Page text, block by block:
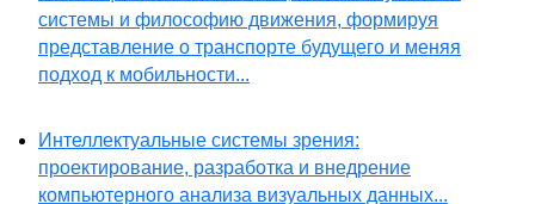
системы и философию движения, формируя
представление о транспорте будущего и меняя
подход к мобильности...
Интеллектуальные системы зрения:
проектирование, разработка и внедрение
компьютерного анализа визуальных данных...